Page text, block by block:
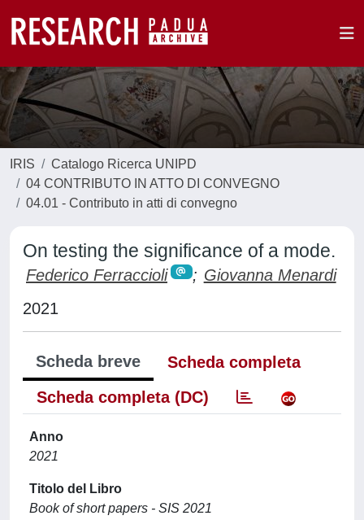
IRIS
Catalogo Ricerca UNIPD
04 CONTRIBUTO IN ATTO DI CONVEGNO
04.01 - Contributo in atti di convegno
On testing the significance of a mode.
Federico Ferraccioli ; Giovanna Menardi
2021
Scheda breve
Scheda completa
Scheda completa (DC)
Anno
2021
Titolo del Libro
Book of short papers - SIS 2021